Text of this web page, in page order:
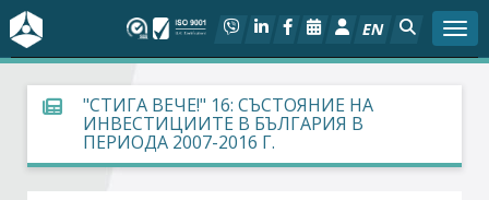
EN
За БСК
На фокус
"СТИГА ВЕЧЕ!" 16: СЪСТОЯНИЕ НА
ИНВЕСТИЦИИТЕ В БЪЛГАРИЯ В
ПЕРИОДА 2007-2016 Г.